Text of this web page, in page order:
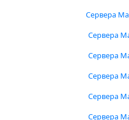
Сервера
Сервера
Сервера
Сервера
Сервера
Сервера